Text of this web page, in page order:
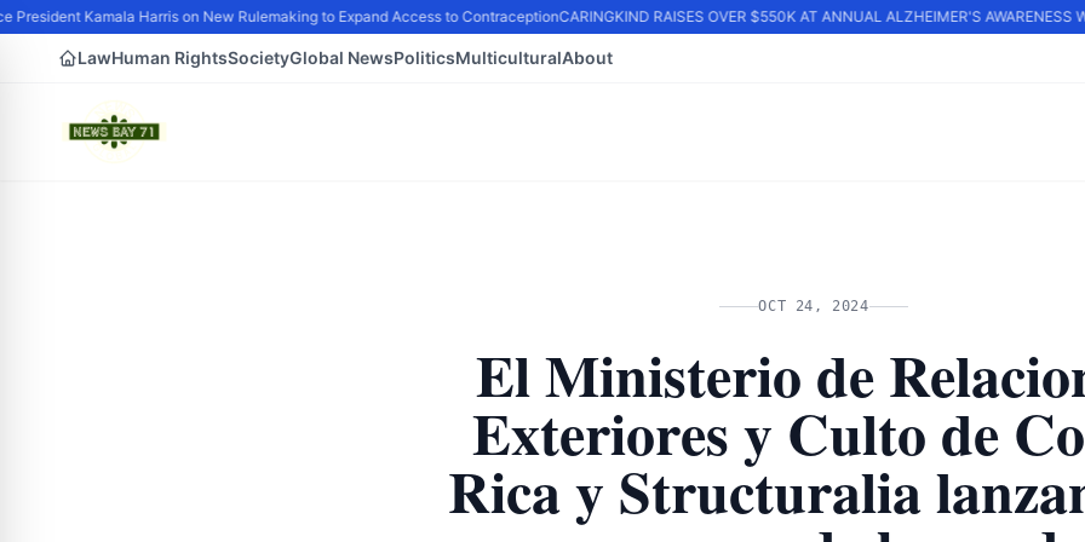
Kamala Harris on New Rulemaking to Expand Access to ContraceptionCARINGKIND RAISES OVER $550K AT ANNUAL ALZHEIMER'S AWARENESS
LawHuman RightsSocietyGlobal NewsPoliticsMulticulturalAbout
OCT 24, 2024
El Ministerio de
Exteriores y Culto de
Rica y Structuralia